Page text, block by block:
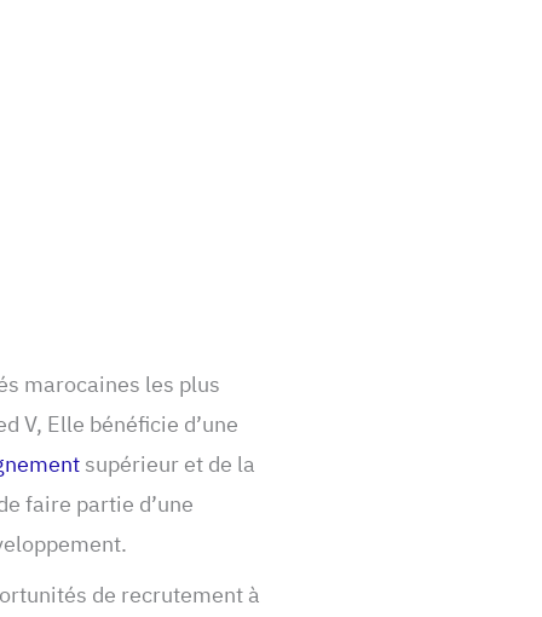
marocaines les plus
V, Elle bénéficie d’une
supérieur et de la
faire partie d’une
de recrutement à